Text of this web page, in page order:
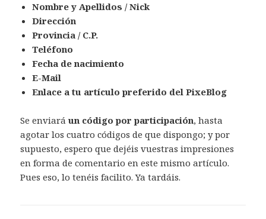
Nombre y Apellidos / Nick
Dirección
Provincia / C.P.
Teléfono
Fecha de nacimiento
E-Mail
Enlace a tu artículo preferido del PixeBlog
Se enviaráun código por participación, hasta
agotar los cuatro códigos de que dispongo; y por
supuesto, espero que dejéis vuestras impresiones
en forma de comentario en este mismo artículo.
Pues eso, lo tenéis facilito. Ya tardáis.